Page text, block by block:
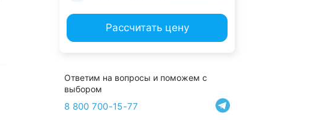
Рассчитать цену
Ответим на вопросы и поможем с
выбором
8 800 700-15-77